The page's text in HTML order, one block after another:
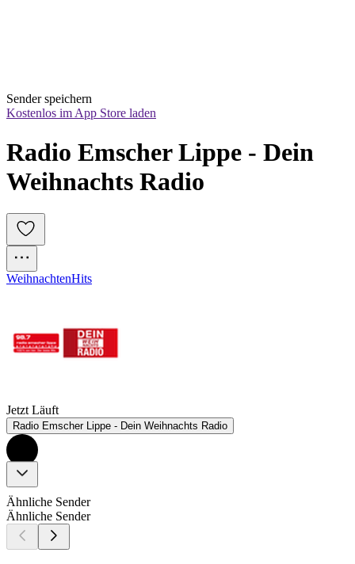
Sender speichern
Kostenlos im App Store laden
Radio Emscher Lippe - Dein
Weihnachts Radio
WeihnachtenHits
Jetzt Läuft
Radio Emscher Lippe - Dein Weihnachts Radio
Ähnliche Sender
Ähnliche Sender